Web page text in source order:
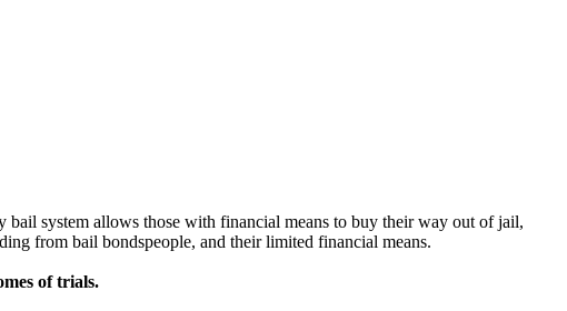
bail system allows those with financial means to buy their way out of jail,
from bail bondspeople, and their limited financial means.
of trials.